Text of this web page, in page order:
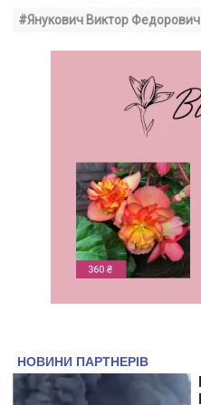
#Янукович Виктор Федорович